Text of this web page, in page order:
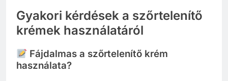
Gyakori kérdések a szőrtelenítő
krémek használatáról
Fájdalmas a szőrtelenítő krém
használata?